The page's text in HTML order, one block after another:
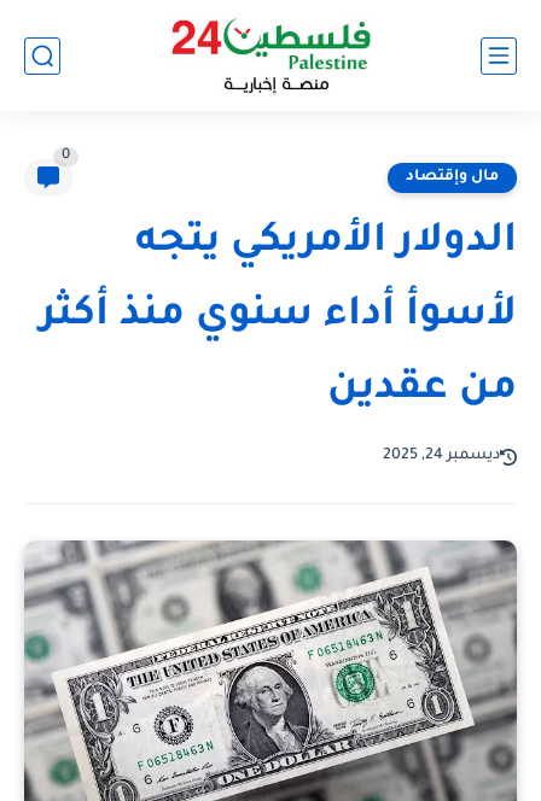
مال وإقتصاد
0
الدولار الأمريكي يتجه
لأسوأ أداء سنوي منذ أكثر
من عقدين
ديسمبر 24, 2025